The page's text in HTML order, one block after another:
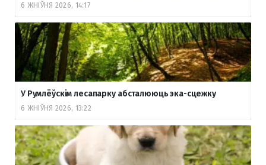
6 ЖНІЎНЯ 2026, 14:17
У Румлёўскім лесапарку абсталююць эка-сцежку
6 ЖНІЎНЯ 2026, 13:22